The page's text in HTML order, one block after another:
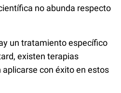
no abunda respecto
un tratamiento específico
existen terapias
con éxito en estos